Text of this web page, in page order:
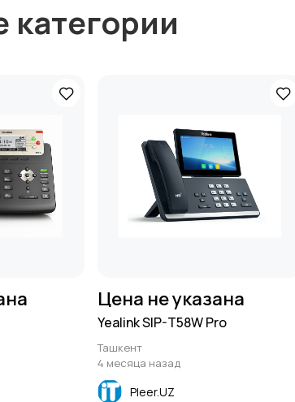
категории
Цена не указана
Yealink SIP-T58W Pro
Ташкент
4 месяца назад
Pleer.UZ